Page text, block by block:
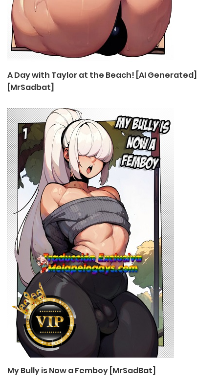
A Day with Taylor at the Beach! [AI Generated]
[MrSadbat]
My Bully is Now a Femboy [MrSadBat]